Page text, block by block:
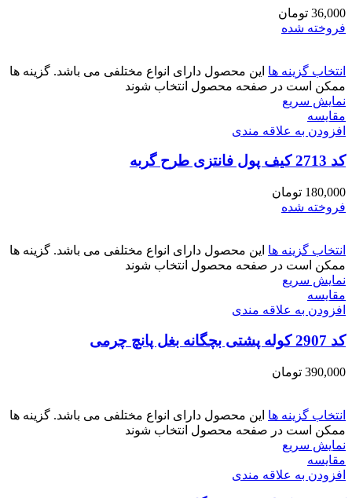
36,000 تومان
فروخته شده
انتخاب گزینه ها این محصول دارای انواع مختلفی می باشد. گزینه ها
ممکن است در صفحه محصول انتخاب شوند
نمایش سریع
مقايسه
افزودن به علاقه مندی
کد 2713 کیف پول فانتزی طرح گربه
180,000 تومان
فروخته شده
انتخاب گزینه ها این محصول دارای انواع مختلفی می باشد. گزینه ها
ممکن است در صفحه محصول انتخاب شوند
نمایش سریع
مقايسه
افزودن به علاقه مندی
کد 2907 کوله پشتی بچگانه بغل پانچ چرمی
390,000 تومان
انتخاب گزینه ها این محصول دارای انواع مختلفی می باشد. گزینه ها
ممکن است در صفحه محصول انتخاب شوند
نمایش سریع
مقايسه
افزودن به علاقه مندی